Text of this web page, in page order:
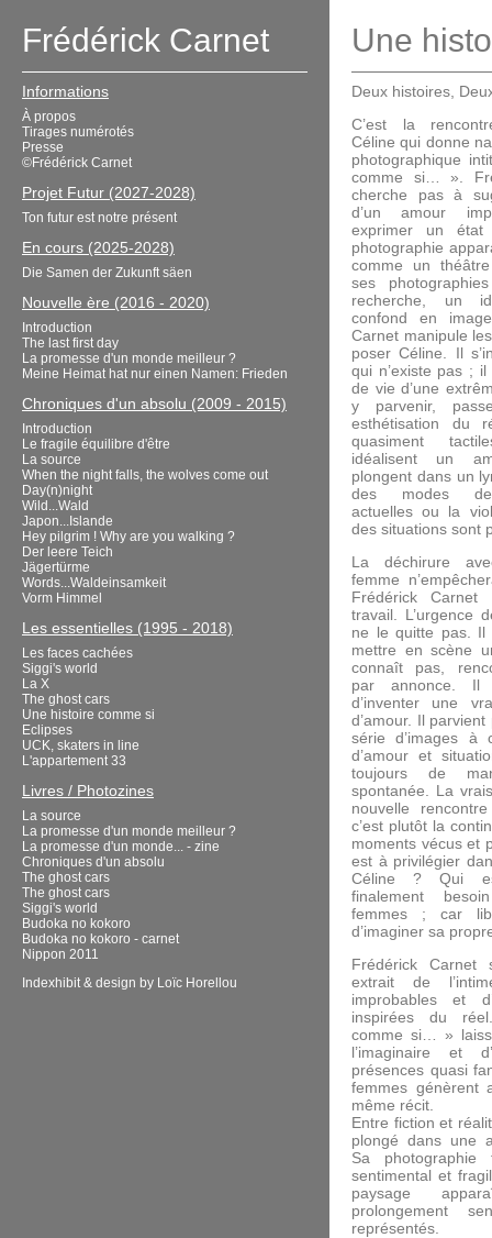
Frédérick Carnet
Informations
À propos
Tirages numérotés
Presse
©Frédérick Carnet
Projet Futur (2027-2028)
Ton futur est notre présent
En cours (2025-2028)
Die Samen der Zukunft säen
Nouvelle ère (2016 - 2020)
Introduction
The last first day
La promesse d'un monde meilleur ?
Meine Heimat hat nur einen Namen: Frieden
Chroniques d'un absolu (2009 - 2015)
Introduction
Le fragile équilibre d'être
La source
When the night falls, the wolves come out
Day(n)night
Wild...Wald
Japon...Islande
Hey pilgrim ! Why are you walking ?
Der leere Teich
Jägertürme
Words...Waldeinsamkeit
Vorm Himmel
Les essentielles (1995 - 2018)
Les faces cachées
Siggi's world
La X
The ghost cars
Une histoire comme si
Eclipses
UCK, skaters in line
L'appartement 33
Livres / Photozines
La source
La promesse d'un monde meilleur ?
La promesse d'un monde... - zine
Chroniques d'un absolu
The ghost cars
The ghost cars
Siggi's world
Budoka no kokoro
Budoka no kokoro - carnet
Nippon 2011
Indexhibit& design by Loïc Horellou
Une
Deux histoires,
C’est la
Céline qui donne
photographique
comme si… ».
cherche pas à
d’un amour
exprimer un
photographie
comme un
ses
recherche, un
confond en
Carnet manipule
poser Céline. Il
qui n’existe pas ;
de vie d’une
y parvenir,
esthétisation du
quasiment
idéalisent un
plongent dans un
des modes de
actuelles ou la
des situations sont
La déchirure
femme
Frédérick
travail. L’urgence
ne le quitte pas. Il
mettre en scène
connaît pas,
par annonce. Il
d’inventer une
d’amour. Il
série d’images à
d’amour et
toujours de
spontanée. La
nouvelle
c’est plutôt la
moments vécus et
est à privilégier
Céline ? Qui
finalement
femmes ; car
d’imaginer sa
Frédérick
extrait de
improbables et
inspirées du
comme si… »
l’imaginaire et
présences quasi
femmes génèrent
même récit.
Entre fiction et
plongé dans une
Sa photographie
sentimental et
paysage
prolongement
représentés.